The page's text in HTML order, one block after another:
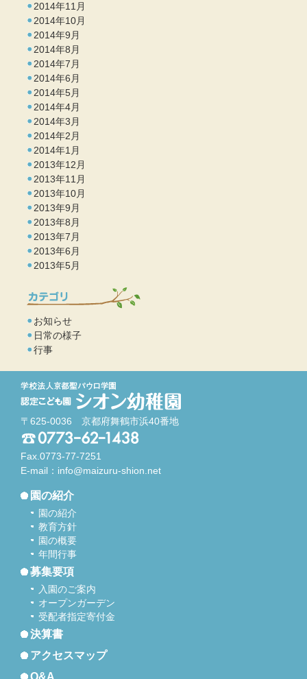
2014年11月
2014年10月
2014年9月
2014年8月
2014年7月
2014年6月
2014年5月
2014年4月
2014年3月
2014年2月
2014年1月
2013年12月
2013年11月
2013年10月
2013年9月
2013年8月
2013年7月
2013年6月
2013年5月
お知らせ
日常の様子
行事
〒625-0036 京都府舞鶴市浜40番地
Fax.0773-77-7251
E-mail： info@maizuru-shion.net
園の紹介
園の紹介
教育方針
園の概要
年間行事
募集要項
入園のご案内
オープンガーデン
受配者指定寄付金
決算書
アクセスマップ